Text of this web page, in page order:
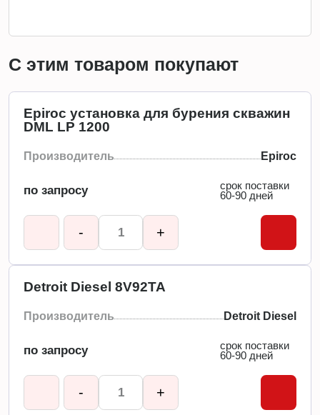
С этим товаром покупают
Epiroc установка для бурения скважин
DML LP 1200
Производитель Epiroc
по запросу
срок поставки
60-90 дней
- +
Detroit Diesel 8V92TA
Производитель Detroit Diesel
по запросу
срок поставки
60-90 дней
- +